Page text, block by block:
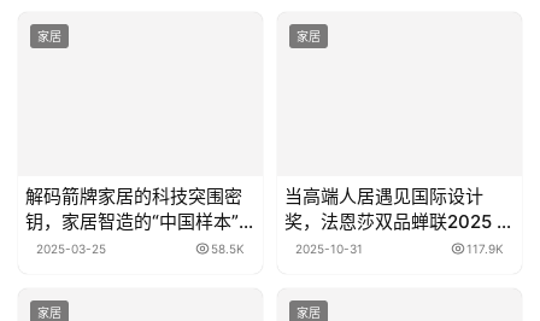
家居
解码箭牌家居的科技突围密
钥，家居智造的“中国样本”
长啥样？
2025-03-25 58.5K
家居
当高端人居遇见国际设计
奖，法恩莎双品蝉联2025 iF
设计奖
2025-10-31 117.9K
家居 家居